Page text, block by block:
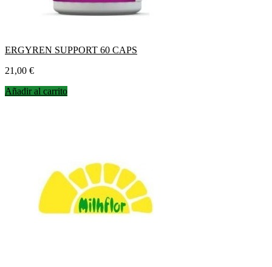
ERGYREN SUPPORT 60 CAPS
Precio
21,00 €
Añadir al carrito